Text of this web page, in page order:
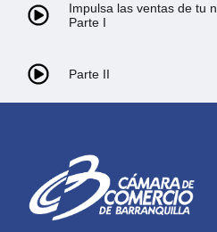
Impulsa las ventas de tu
Parte I
Parte II